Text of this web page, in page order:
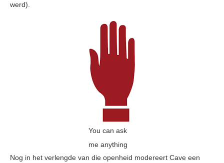
werd).
You can ask
me anything
Nog in het verlengde van die openheid modereert Cave een